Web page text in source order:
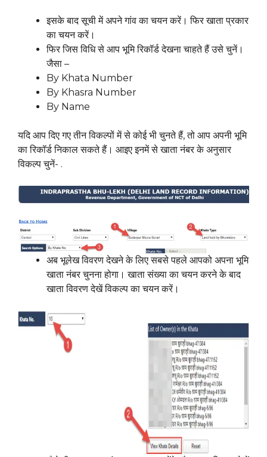
इसके बाद सूची में अपने गांव का चयन करें। फिर खाता प्रकार
का चयन करें।
फिर जिस विधि से आप भूमि रिकॉर्ड देखना चाहते हैं उसे चुनें।
जैसा –
By Khata Number
By Khasra Number
By Name
यदि आप दिए गए तीन विकल्पों में से कोई भी चुनते हैं, तो आप अपनी भूमि
का रिकॉर्ड निकाल सकते हैं। आइए इनमें से खाता नंबर के अनुसार
विकल्प चुनें- .
अब भूलेख विवरण देखने के लिए सबसे पहले आपको अपना भूमि
खाता नंबर चुनना होगा। खाता संख्या का चयन करने के बाद
खाता विवरण देखें विकल्प का चयन करें।